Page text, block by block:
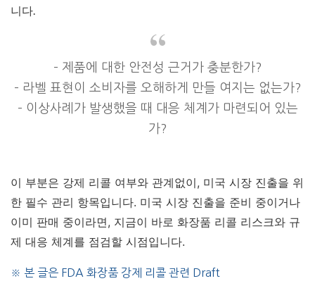
니다.
– 제품에 대한 안전성 근거가 충분한가?
– 라벨 표현이 소비자를 오해하게 만들 여지는 없는가?
– 이상사례가 발생했을 때 대응 체계가 마련되어 있는
가?
이 부분은 강제 리콜 여부와 관계없이, 미국 시장 진출을 위
한 필수 관리 항목입니다. 미국 시장 진출을 준비 중이거나
이미 판매 중이라면, 지금이 바로 화장품 리콜 리스크와 규
제 대응 체계를 점검할 시점입니다.
※ 본 글은 FDA 화장품 강제 리콜 관련 Draft